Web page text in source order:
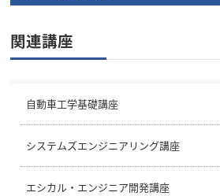
関連講座
自動車工学基礎講座
システムズエンジニアリング講座
エシカル・エンジニア開発講座